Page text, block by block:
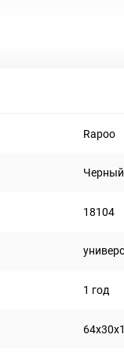
Rapoo
Черный
18104
1 год